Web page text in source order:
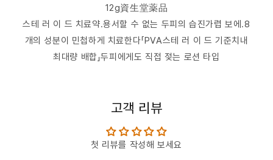
12g資生堂薬品
스테 러 이 드 치료약.용서할 수 없는 두피의 습진가렵 보에.8
개의 성분이 민첩하게 치료한다「PVA스테 러 이 드 기준치내
최대량 배합」두피에게도 직접 젖는 로션 타입
고객 리뷰
첫 리뷰를 작성해 보세요